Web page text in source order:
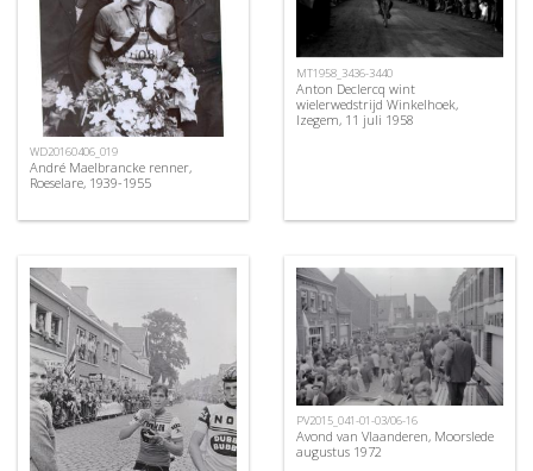
WD20160406_019
André Maelbrancke renner,
Roeselare, 1939-1955
MT1958_3436-3440
Anton Declercq wint
wielerwedstrijd Winkelhoek,
Izegem, 11 juli 1958
PV2015_041-01-03/06-16
Avond van Vlaanderen, Moorslede
augustus 1972